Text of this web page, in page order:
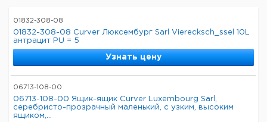
01832-308-08
01832-308-08 Curver Люксембург Sarl Vierecksch_ssel 10L
антрацит PU = 5
Узнать цену
06713-108-00
06713-108-00 Ящик-ящик Curver Luxembourg Sarl,
серебристо-прозрачный маленький, с узким, высоким
ящиком,...